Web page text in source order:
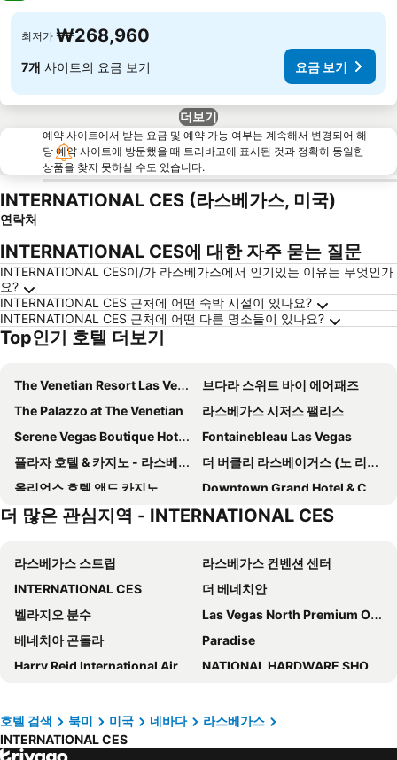
최저가 ₩268,960
7개 사이트의 요금 보기 요금 보기
더보기
예약 사이트에서 받는 요금 및 예약 가능 여부는 계속해서 변경되어 해
당 예약 사이트에 방문했을 때 트리바고에 표시된 것과 정확히 동일한
상품을 찾지 못하실 수도 있습니다.
INTERNATIONAL CES (라스베가스, 미국)
연락처
INTERNATIONAL CES에 대한 자주 묻는 질문
INTERNATIONAL CES이/가 라스베가스에서 인기있는 이유는 무엇인가
요?
INTERNATIONAL CES 근처에 어떤 숙박 시설이 있나요?
INTERNATIONAL CES 근처에 어떤 다른 명소들이 있나요?
Top인기 호텔 더보기
The Venetian Resort Las Vegas
브다라 스위트 바이 에어패즈
The Palazzo at The Venetian
라스베가스 시저스 팰리스
Serene Vegas Boutique Hotel Las Vegas
Fontainebleau Las Vegas
플라자 호텔 & 카지노 - 라스베이거스
더 버클리 라스베이거스 (노 리조트 피)
올리언스 호텔 앤드 카지노
Downtown Grand Hotel & Casino
Residence Inn By Marriott Las Vegas Stadium Area
Residence Inn by Marriott Las Vegas Convention Center
메리어츠 그랜드 샤토
베스트 웨스턴 플러스 헨더슨 호텔
실버 세븐스 호텔 앤드 카지노
Boulder Station Hotel and Casino
Fairfield by Marriott Inn & Suites Las Vegas Stadium Area
Spark By Hilton Las Vegas Airport
OYO Hotel and Casino Las Vegas
Ellis Island Hotel Casino & Brewery
홈우드 스위트 바이 힐튼 라스베이거스 에어포트
La Quinta Inn & Suites by Wyndham Las Vegas Red Rock
Hilton Garden Inn Las Vegas Strip South
레지던스 인 바이 메리어트 라스베이거스 휴스 센터
하얏트 플레이스 라스베이거스
더 많은 관심지역 - INTERNATIONAL CES
라스베가스 스트립
라스베가스 컨벤션 센터
INTERNATIONAL CES
더 베네치안
벨라지오 분수
Las Vegas North Premium Outlets
베네치아 곤돌라
Paradise
Harry Reid International Airport
NATIONAL HARDWARE SHOW WITH LAWN & GARDEN WORLD
트레저 아일랜드
프리몬트 스트리트 익스피어리언스
다운타운
호텔 검색 북미 미국 네바다
라스베가스
INTERNATIONAL CES